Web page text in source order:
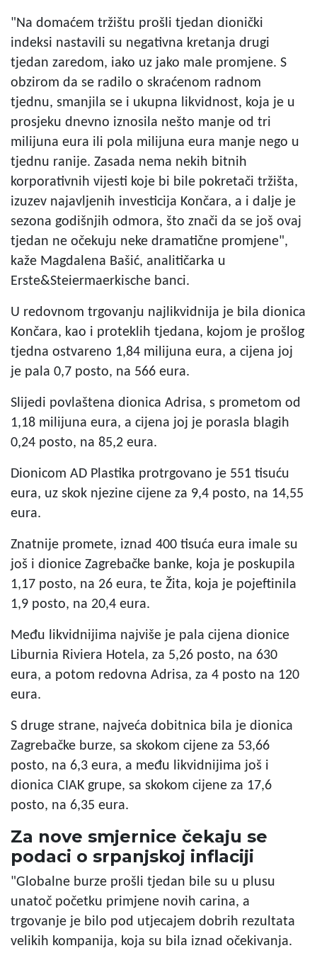
"Na domaćem tržištu prošli tjedan dionički
indeksi nastavili su negativna kretanja drugi
tjedan zaredom, iako uz jako male promjene. S
obzirom da se radilo o skraćenom radnom
tjednu, smanjila se i ukupna likvidnost, koja je u
prosjeku dnevno iznosila nešto manje od tri
milijuna eura ili pola milijuna eura manje nego u
tjednu ranije. Zasada nema nekih bitnih
korporativnih vijesti koje bi bile pokretači tržišta,
izuzev najavljenih investicija Končara, a i dalje je
sezona godišnjih odmora, što znači da se još ovaj
tjedan ne očekuju neke dramatične promjene",
kaže Magdalena Bašić, analitičarka u
Erste&Steiermaerkische banci.
U redovnom trgovanju najlikvidnija je bila dionica
Končara, kao i proteklih tjedana, kojom je prošlog
tjedna ostvareno 1,84 milijuna eura, a cijena joj
je pala 0,7 posto, na 566 eura.
Slijedi povlaštena dionica Adrisa, s prometom od
1,18 milijuna eura, a cijena joj je porasla blagih
0,24 posto, na 85,2 eura.
Dionicom AD Plastika protrgovano je 551 tisuću
eura, uz skok njezine cijene za 9,4 posto, na 14,55
eura.
Znatnije promete, iznad 400 tisuća eura imale su
još i dionice Zagrebačke banke, koja je poskupila
1,17 posto, na 26 eura, te Žita, koja je pojeftinila
1,9 posto, na 20,4 eura.
Među likvidnijima najviše je pala cijena dionice
Liburnia Riviera Hotela, za 5,26 posto, na 630
eura, a potom redovna Adrisa, za 4 posto na 120
eura.
S druge strane, najveća dobitnica bila je dionica
Zagrebačke burze, sa skokom cijene za 53,66
posto, na 6,3 eura, a među likvidnijima još i
dionica CIAK grupe, sa skokom cijene za 17,6
posto, na 6,35 eura.
Za nove smjernice čekaju se
podaci o srpanjskoj inflaciji
"Globalne burze prošli tjedan bile su u plusu
unatoč početku primjene novih carina, a
trgovanje je bilo pod utjecajem dobrih rezultata
velikih kompanija, koja su bila iznad očekivanja.